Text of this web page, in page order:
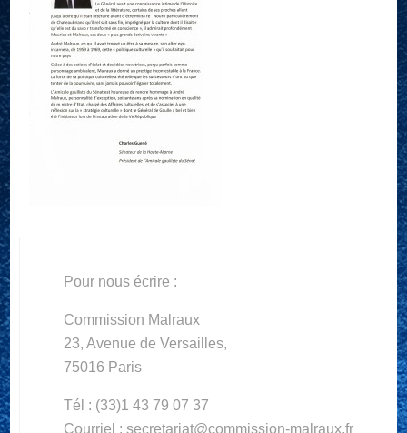
Pour nous écrire :
Commission Malraux
23, Avenue de Versailles,
75016 Paris
Tél : (33)1 43 79 07 37
Courriel : secretariat@commission-malraux.fr